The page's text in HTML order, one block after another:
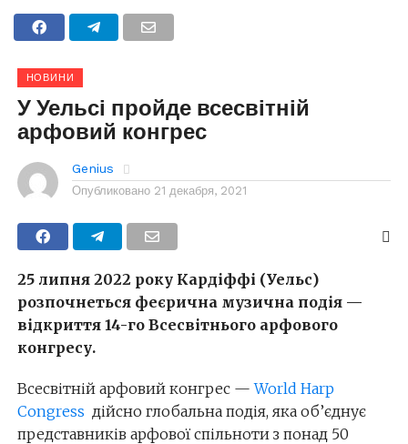
НОВИНИ
У Уельсі пройде всесвітній
арфовий конгрес
Genius
Опубликовано 21 декабря, 2021
25 липня 2022 року Кардіффі (Уельс)
розпочнеться феєрична музична подія —
відкриття 14-го Всесвітнього арфового
конгресу.
Всесвітній арфовий конгрес —World Harp
Congress дійсно глобальна подія, яка об’єднує
представників арфової спільноти з понад 50